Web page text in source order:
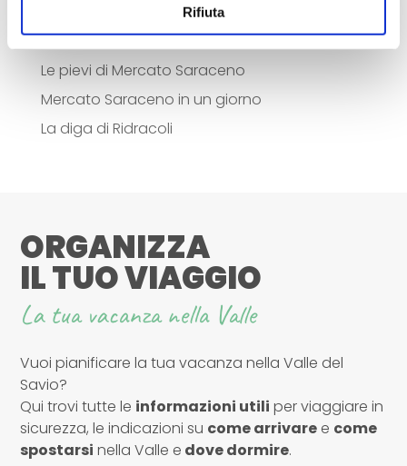
Rifiuta
Relax d’estate: le strutture con piscina
Mercato Saraceno: Città del Vino
Le pievi di Mercato Saraceno
Mercato Saraceno in un giorno
La diga di Ridracoli
ORGANIZZA
IL TUO VIAGGIO
La tua vacanza nella Valle
Vuoi pianificare la tua vacanza nella Valle del
Savio?
Qui trovi tutte le informazioni utili per viaggiare in
sicurezza, le indicazioni su come arrivare e come
spostarsi nella Valle e dove dormire.